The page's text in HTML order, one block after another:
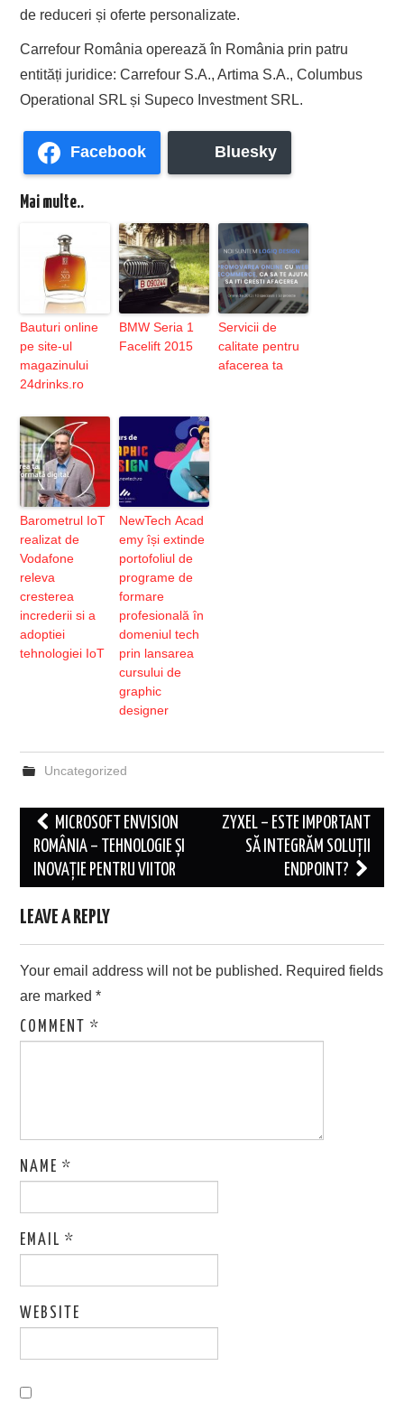
de reduceri și oferte personalizate.
Carrefour România operează în România prin patru
entități juridice: Carrefour S.A., Artima S.A., Columbus
Operational SRL și Supeco Investment SRL.
Facebook Bluesky
Mai multe..
Bauturi online
pe site-ul
magazinului
24drinks.ro
BMW Seria 1
Facelift 2015
Servicii de
calitate pentru
afacerea ta
Barometrul IoT
realizat de
Vodafone
releva
cresterea
increderii si a
adoptiei
tehnologiei IoT
NewTech Acad
emy își extinde
portofoliul de
programe de
formare
profesională în
domeniul tech
prin lansarea
cursului de
graphic
designer
Uncategorized
Post
navigation
MICROSOFT ENVISION
ROMÂNIA – TEHNOLOGIE ȘI
INOVAȚIE PENTRU VIITOR
ZYXEL – ESTE IMPORTANT
SĂ INTEGRĂM SOLUȚII
ENDPOINT?
LEAVE A REPLY
Your email address will not be published. Required fields
are marked*
COMMENT*
NAME*
EMAIL*
WEBSITE